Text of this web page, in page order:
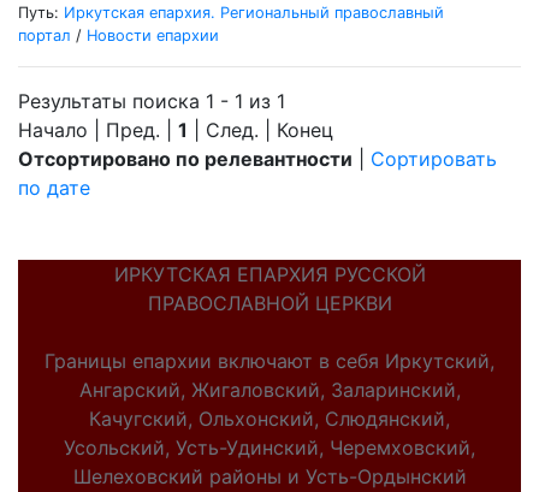
Путь: Иркутская епархия. Региональный православный
портал / Новости епархии
Результаты поиска 1 - 1 из 1
Начало | Пред. | 1 | След. | Конец
Отсортировано по релевантности
Сортировать
по дате
ИРКУТСКАЯ ЕПАРХИЯ РУССКОЙ
ПРАВОСЛАВНОЙ ЦЕРКВИ
Границы епархии включают в себя Иркутский,
Ангарский, Жигаловский, Заларинский,
Качугский, Ольхонский, Слюдянский,
Усольский, Усть-Удинский, Черемховский,
Шелеховский районы и Усть-Ордынский